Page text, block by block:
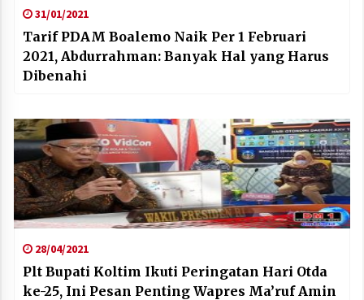
31/01/2021
Tarif PDAM Boalemo Naik Per 1 Februari
2021, Abdurrahman: Banyak Hal yang Harus
Dibenahi
28/04/2021
Plt Bupati Koltim Ikuti Peringatan Hari Otda
ke-25, Ini Pesan Penting Wapres Ma’ruf Amin